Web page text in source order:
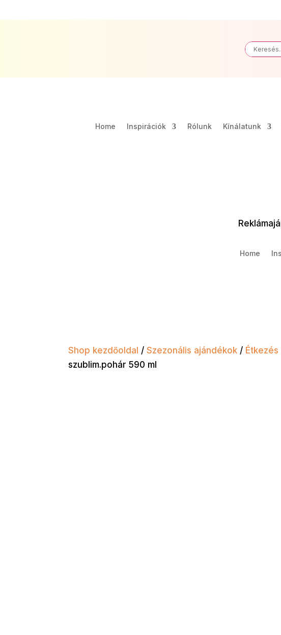
Home Inspirációk Rólunk Kínálatunk
Home
Shop kezdőoldal /Szezonális ajándékok /
szublim.pohár 590 ml